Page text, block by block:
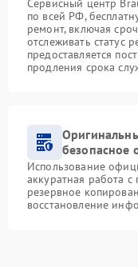
Сервисный центр
по всей РФ,
ремонт, включая
отслеживать статус
предоставляется
продления срока
безопасное
Использование
аккуратная работа
резервное
восстановление